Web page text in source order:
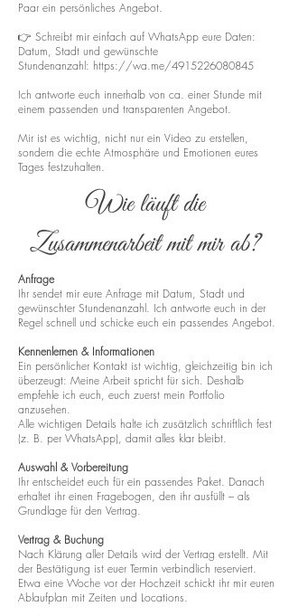
Paar ein persönliches Angebot.
👉 Schreibt mir einfach auf WhatsApp eure Daten:
Datum, Stadt und gewünschte
Stundenanzahl: https://wa.me/4915226080845
Ich antworte euch innerhalb von ca. einer Stunde mit
einem passenden und transparenten Angebot.
Mir ist es wichtig, nicht nur ein Video zu erstellen,
sondern die echte Atmosphäre und Emotionen eures
Tages festzuhalten.
Wie läuft die
Zusammenarbeit mit mir ab?
Anfrage
Ihr sendet mir eure Anfrage mit Datum, Stadt und
gewünschter Stundenanzahl. Ich antworte euch in der
Regel schnell und schicke euch ein passendes Angebot.
Kennenlernen & Informationen
Ein persönlicher Kontakt ist wichtig, gleichzeitig bin ich
überzeugt: Meine Arbeit spricht für sich. Deshalb
empfehle ich euch, euch zuerst mein Portfolio
anzusehen.
Alle wichtigen Details halte ich zusätzlich schriftlich fest
(z. B. per WhatsApp), damit alles klar bleibt.
Auswahl & Vorbereitung
Ihr entscheidet euch für ein passendes Paket. Danach
erhaltet ihr einen Fragebogen, den ihr ausfüllt – als
Grundlage für den Vertrag.
Vertrag & Buchung
Nach Klärung aller Details wird der Vertrag erstellt. Mit
der Bestätigung ist euer Termin verbindlich reserviert.
Etwa eine Woche vor der Hochzeit schickt ihr mir euren
Ablaufplan mit Zeiten und Locations.